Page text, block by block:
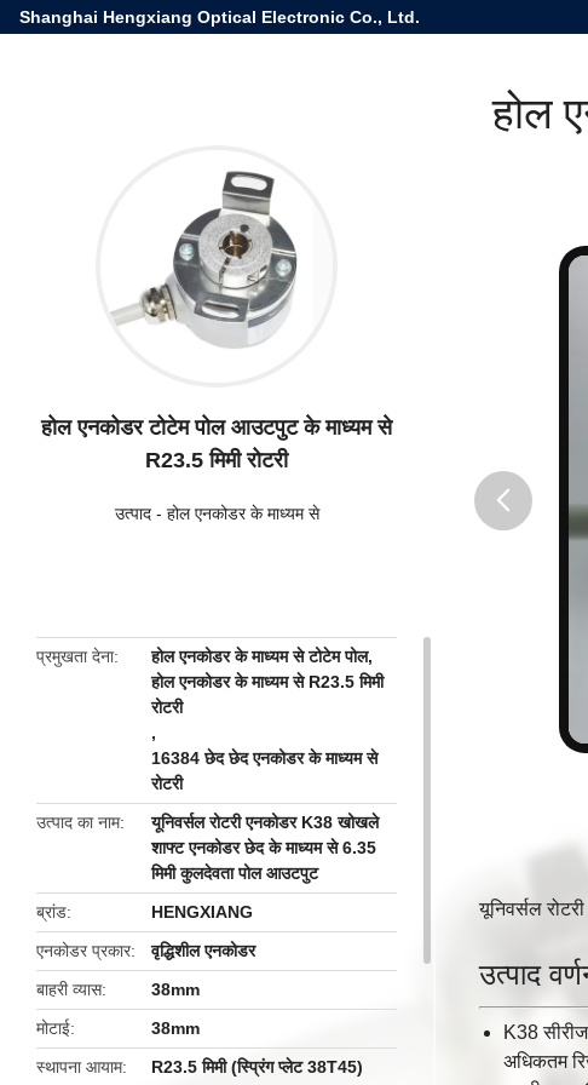
Shanghai Hengxiang Optical Electronic Co., Ltd.
होल एनकोडर टोटेम पोल आउटपुट के माध्यम से
R23.5 मिमी रोटरी
उत्पाद- होल एनकोडर के माध्यम से
प्रमुखता देना होल एनकोडर के माध्यम से टोटेम पोल,
होल एनकोडर के माध्यम से R23.5 मिमी
रोटरी
,
16384 छेद छेद एनकोडर के माध्यम से
रोटरी
उत्पाद का नाम
यूनिवर्सल रोटरी एनकोडर K38 खोखले
शाफ्ट एनकोडर छेद के माध्यम से 6.35
मिमी कुलदेवता पोल आउटपुट
ब्रांड
HENGXIANG
एनकोडर प्रकार
वृद्धिशील एनकोडर
बाहरी व्यास
38mm
मोटाई
38mm
स्थापना आयाम
R23.5 मिमी (स्प्रिंग प्लेट 38T45)
होल
यूनिवर्सल
उत्पाद
K38
अधिकतम